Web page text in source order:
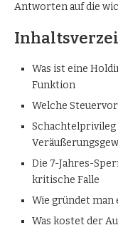
Antworten auf die
Was ist eine
Funktion
Welche
Schachtelprivileg
Die 7-Jahres-
kritische Falle
Wie gründet
Was kostet der